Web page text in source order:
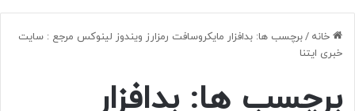
خانه /برچسب ها: بدافزار مایکروسافت رمزارز ویندوز لینوکس مرجع : سايت
خبری ايتنا
برچسب ها: بدافزار